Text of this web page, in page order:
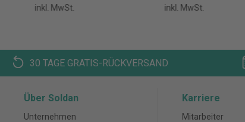
inkl. MwSt.
inkl. MwSt.
30 TAGE GRATIS-RÜCKVERSAND
Über Soldan
Unternehmen
Karriere
Mitarbeiter